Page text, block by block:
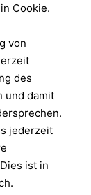
Cookie.
von
des
und damit
jederzeit
ist in